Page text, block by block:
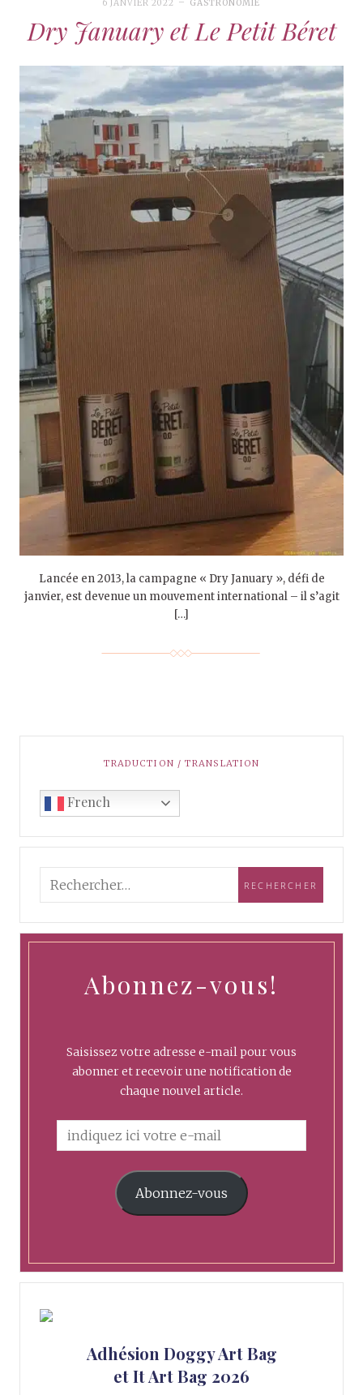
6 JANVIER 2022 GASTRONOMIE
Dry January et Le Petit Béret
Lancée en 2013, la campagne « Dry January », défi de
janvier, est devenue un mouvement international – il s’agit
[…]
TRADUCTION / TRANSLATION
French
Abonnez-vous!
Saisissez votre adresse e-mail pour vous
abonner et recevoir une notification de
chaque nouvel article.
Abonnez-vous
Adhésion Doggy Art Bag
et It Art Bag 2026